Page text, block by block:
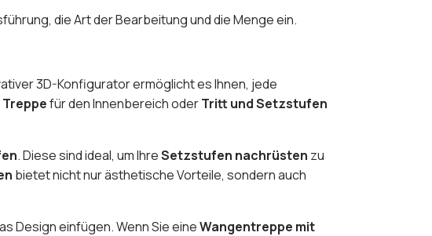
die Art der Bearbeitung und die Menge ein.
3D-Konfigurator ermöglicht es Ihnen, jede
für den Innenbereich oderTritt und Setzstufen
. Diese sind ideal, um IhreSetzstufen nachrüsten zu
bietet nicht nur ästhetische Vorteile, sondern auch
Design einfügen. Wenn Sie eineWangentreppe mit